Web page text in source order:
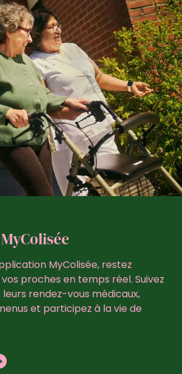
MyColisée, restez
proches en temps réel. Suivez
rendez-vous médicaux,
et participez à la vie de